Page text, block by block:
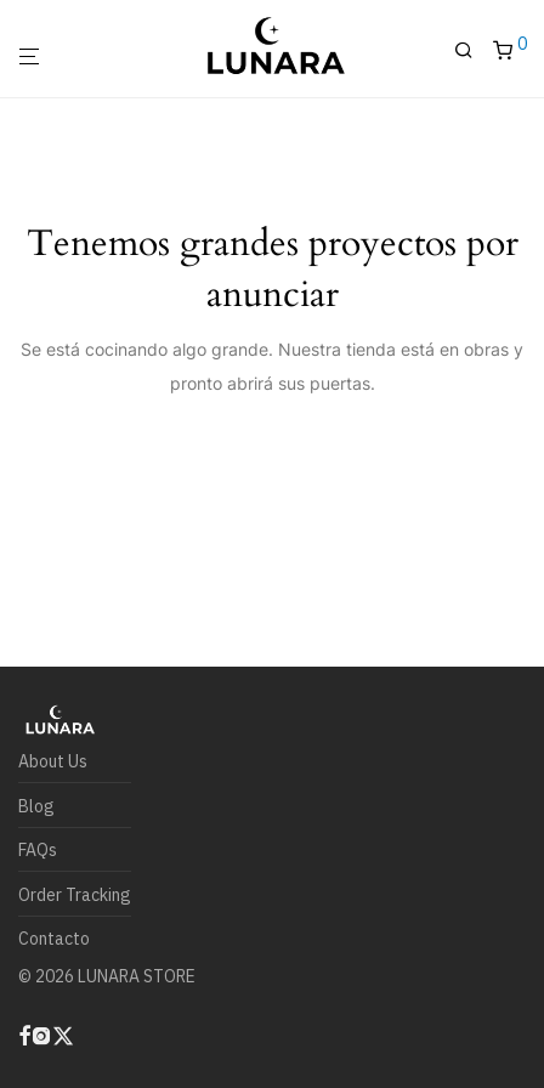
0
Tenemos grandes proyectos por
anunciar
Se está cocinando algo grande. Nuestra tienda está en obras y
pronto abrirá sus puertas.
About Us
Blog
FAQs
Order Tracking
Contacto
© 2026 LUNARA STORE